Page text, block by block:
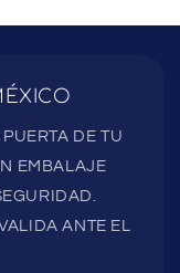
DE TU
EMBALAJE
ANTE EL